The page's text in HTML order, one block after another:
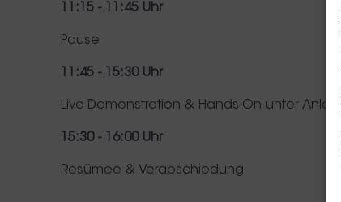
11:15 - 11:45 Uhr
Pause
11:45 - 15:30 Uhr
Live-Demonstration & Hands-On unter
15:30 - 16:00 Uhr
Resümee & Verabschiedung